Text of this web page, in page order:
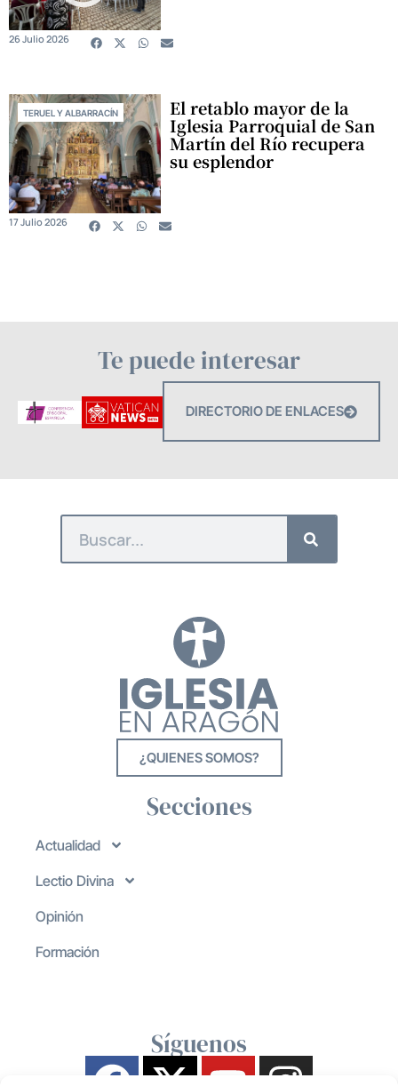
26 Julio 2026
TERUEL Y ALBARRACÍN El retablo mayor de la
Iglesia Parroquial de San
Martín del Río recupera
su esplendor
17 Julio 2026
Te puede interesar
DIRECTORIO DE ENLACES
¿QUIENES SOMOS?
Secciones
Actualidad
Lectio Divina
Opinión
Formación
Síguenos